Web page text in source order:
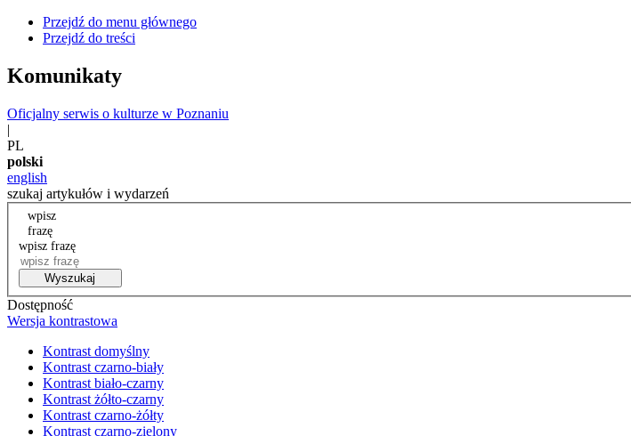
Przejdź do menu głównego
Przejdź do treści
Komunikaty
Oficjalny serwis o kulturze w Poznaniu
|
PL
polski
english
szukaj artykułów i wydarzeń
wpisz
frazę
wpisz frazę
Wyszukaj
Dostępność
Wersja kontrastowa
Kontrast domyślny
Kontrast czarno-biały
Kontrast biało-czarny
Kontrast żółto-czarny
Kontrast czarno-żółty
Kontrast czarno-zielony